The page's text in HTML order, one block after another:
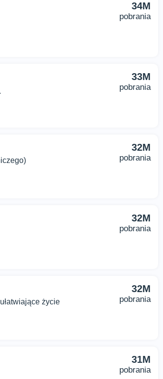
34M
pobrania
33M
pobrania
32M
pobrania
32M
pobrania
życie
32M
pobrania
31M
pobrania